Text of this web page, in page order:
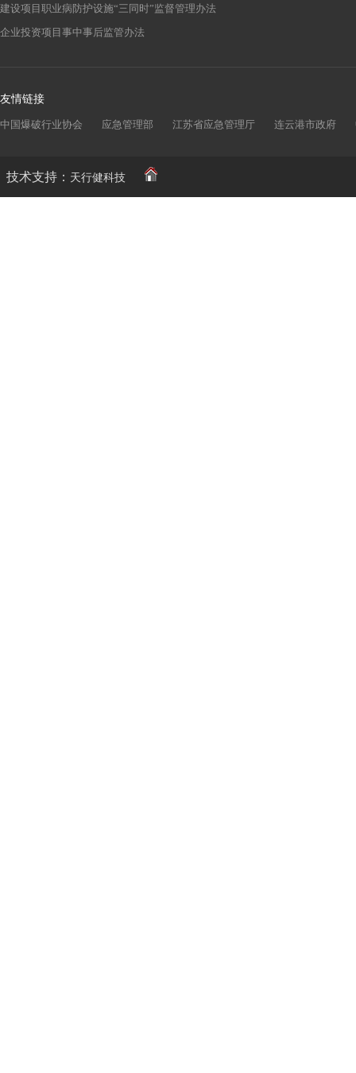
建设项目职业病防护设施“三同时”监督管理办法
企业投资项目事中事后监管办法
友情链接
中国爆破行业协会 应急管理部 江苏省应急管理厅 连云港市政府
技术支持： 天行健科技